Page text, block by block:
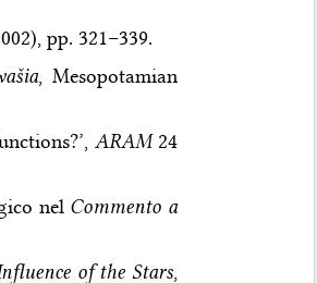
pp. 321–339.
, Mesopotamian
ARAM24
nel Commento a
of the Stars,